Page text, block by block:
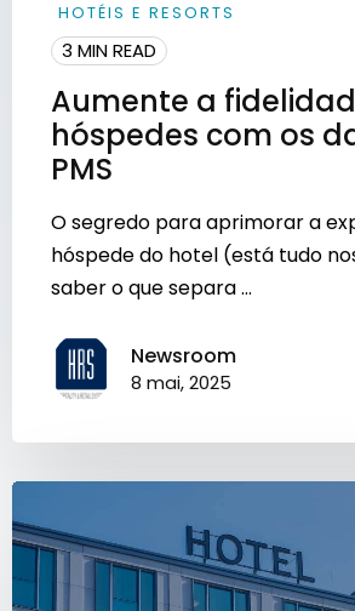
HOTÉIS E RESORTS
3 MIN READ
Aumente a
hóspedes com os
PMS
O segredo para aprimorar a
hóspede do hotel (está tudo
saber o que separa ...
Newsroom
8 mai, 2025